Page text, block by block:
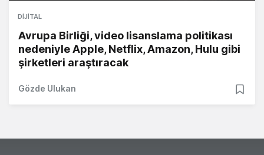
DIJITAL
Avrupa Birliği, video lisanslama politikası
nedeniyle Apple, Netflix, Amazon, Hulu gibi
şirketleri araştıracak
Gözde Ulukan